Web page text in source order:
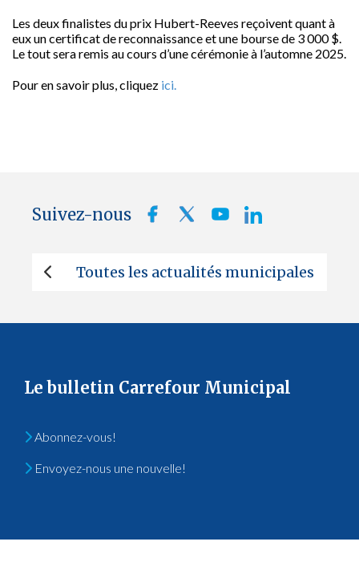
Les deux finalistes du prix Hubert-Reeves reçoivent quant à
eux un certificat de reconnaissance et une bourse de 3 000 $.
Le tout sera remis au cours d’une cérémonie à l’automne 2025.
Pour en savoir plus, cliquez ici.
Suivez-nous
Toutes les actualités municipales
Le bulletin Carrefour Municipal
Abonnez-vous!
Envoyez-nous une nouvelle!